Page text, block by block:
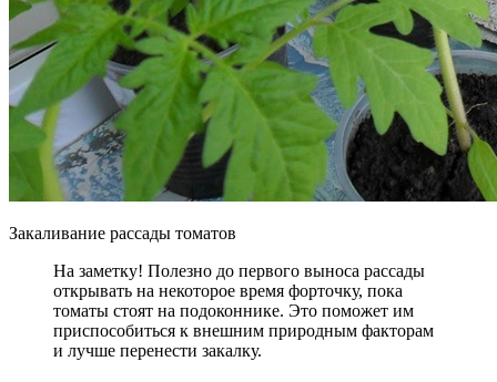
Закаливание рассады томатов
На заметку! Полезно до первого выноса рассады
открывать на некоторое время форточку, пока
томаты стоят на подоконнике. Это поможет им
приспособиться к внешним природным факторам
и лучше перенести закалку.